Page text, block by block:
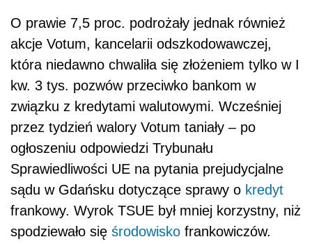
O prawie 7,5 proc. podrożały jednak również
akcje Votum, kancelarii odszkodowawczej,
która niedawno chwaliła się złożeniem tylko w I
kw. 3 tys. pozwów przeciwko bankom w
związku z kredytami walutowymi. Wcześniej
przez tydzień walory Votum taniały ‒ po
ogłoszeniu odpowiedzi Trybunału
Sprawiedliwości UE na pytania prejudycjalne
sądu w Gdańsku dotyczące sprawy o kredyt
frankowy. Wyrok TSUE był mniej korzystny, niż
spodziewało się środowisko frankowiczów.